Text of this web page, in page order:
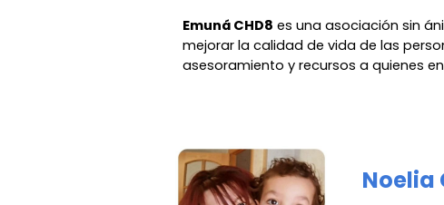
Emuná CHD8 es una asociación sin
mejorar la calidad de vida de las
asesoramiento y recursos a quienes
Noelia